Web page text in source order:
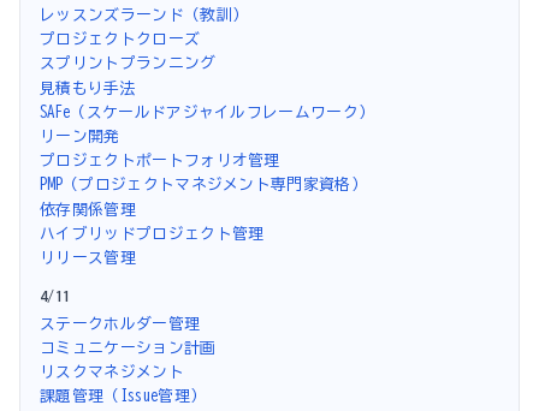
レッスンズラーンド（教訓）
プロジェクトクローズ
スプリントプランニング
見積もり手法
SAFe（スケールドアジャイルフレームワーク）
リーン開発
プロジェクトポートフォリオ管理
PMP（プロジェクトマネジメント専門家資格）
依存関係管理
ハイブリッドプロジェクト管理
リリース管理
4/11
ステークホルダー管理
コミュニケーション計画
リスクマネジメント
課題管理（Issue管理）